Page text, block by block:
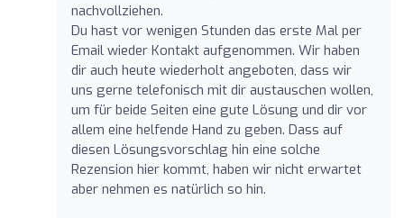
nachvollziehen.
Du hast vor wenigen Stunden das erste Mal per
Email wieder Kontakt aufgenommen. Wir haben
dir auch heute wiederholt angeboten, dass wir
uns gerne telefonisch mit dir austauschen wollen,
um für beide Seiten eine gute Lösung und dir vor
allem eine helfende Hand zu geben. Dass auf
diesen Lösungsvorschlag hin eine solche
Rezension hier kommt, haben wir nicht erwartet
aber nehmen es natürlich so hin.